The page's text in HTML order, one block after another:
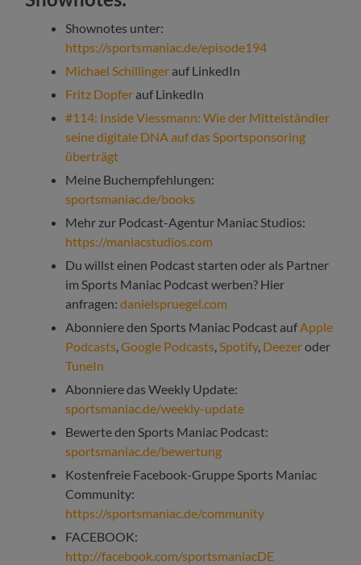
Shownotes unter:
https://sportsmaniac.de/episode194
Michael Schillinger auf LinkedIn
Fritz Dopfer auf LinkedIn
#114: Inside Viessmann: Wie der Mittelständler
seine digitale DNA auf das Sportsponsoring
überträgt
Meine Buchempfehlungen:
sportsmaniac.de/books
Mehr zur Podcast-Agentur Maniac Studios:
https://maniacstudios.com
Du willst einen Podcast starten oder als Partner
im Sports Maniac Podcast werben? Hier
anfragen:danielspruegel.com
Abonniere den Sports Maniac Podcast aufApple
Podcasts,Google Podcasts,Spotify, Deezeroder
TuneIn
Abonniere das Weekly Update:
sportsmaniac.de/weekly-update
Bewerte den Sports Maniac Podcast:
sportsmaniac.de/bewertung
Kostenfreie Facebook-Gruppe Sports Maniac
Community:
https://sportsmaniac.de/community
FACEBOOK:
http://facebook.com/sportsmaniacDE